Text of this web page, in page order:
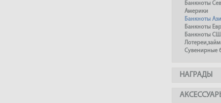
Банкноты
Америки
Банкноты
Банкноты
Банкноты
Сувенирные
НАГРАДЫ